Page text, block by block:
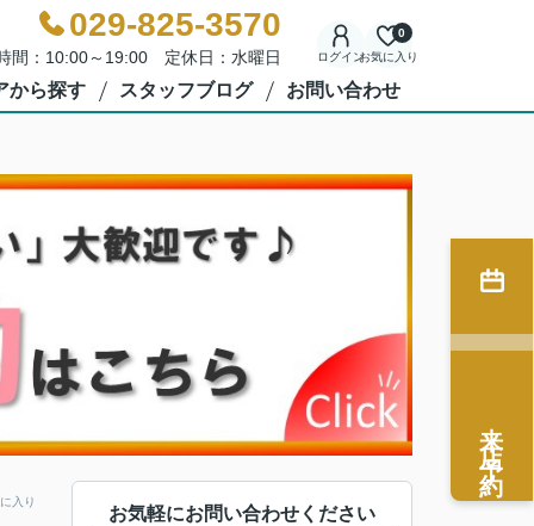
029-825-3570
間：10:00～19:00 定休日：水曜日 ログインお気に入り
0
から探す スタッフブログ お問い合わせ
入り
お気軽にお問い合わせください
来店予約